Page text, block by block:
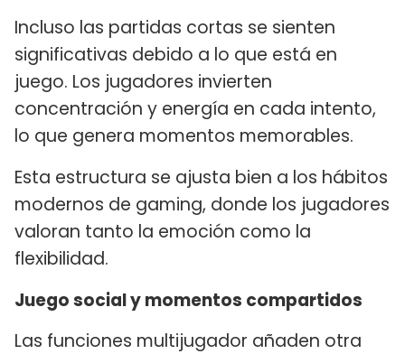
Incluso las partidas cortas se sienten
significativas debido a lo que está en
juego. Los jugadores invierten
concentración y energía en cada intento,
lo que genera momentos memorables.
Esta estructura se ajusta bien a los hábitos
modernos de gaming, donde los jugadores
valoran tanto la emoción como la
flexibilidad.
Juego social y momentos compartidos
Las funciones multijugador añaden otra